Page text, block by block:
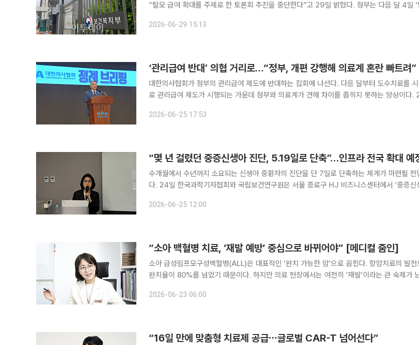
“탈모 급여 확대를 주제로 한 토론회 추진을 중단한다”고 29일 밝혔다. 정부는 다음 달 4일 ‘탈모
가 필수의료 지원보다 급하냐’는 비판이 쏟아졌다. 토론회
2026-06-29 15:13
‘관리급여 반대’ 의협 거리로…“정부, 개편 강행해 의료계 혼란 빠트려”
대한의사협회가 정부의 관리급여 제도에 반대하는 집회에 나선다. 다음 달부터 도수치료를
로 관리급여 제도가 시행되는 가운데 정부와 의료계가 견해 차이를 좁히지 못하는 양상이다. 25일
서 ‘국민의 치료권, 의사의 진료권을 침해하는 관리급여 반대 궐기대회’
2026-06-25 17:53
“몇 년 걸렸던 중증신생아 진단, 5.19일로 단축”…인프라 전국 확대 예
수개월에서 수년까지 소요되는 신생아 중환자의 진단을 단 7일로 단축하는 체계가 마련될 전
다. 24일 한국과학기자협회와 국립보건연구원은 서울 종로구 HJ 비즈니스센터에서 ‘중증신생아를
전국 12개 대학병원에서 참여 중인 ‘급성중증신생아 신속유전체 분석 사업’의
2026-06-25 12:00
“소아 백혈병 치료, ‘재발 예방’ 중심으로 바뀌어야” [메디컬 줌인]
소아 급성림프모구성백혈병(ALL)은 대표적인 ‘완치 가능한 암’으로 꼽힌다. 항암치료의 발전
완치율이 80%를 넘었기 때문이다. 하지만 의료 현장에서는 여전히 ‘재발’이라는 큰 숙제가
경우가 많다. 전문가들은 이제 소아 ALL 치료의 목표도 단순
2026-06-23 06:00
“16일 만에 맞춤형 치료제 공급⋯글로벌 CAR-T 넘어선다”